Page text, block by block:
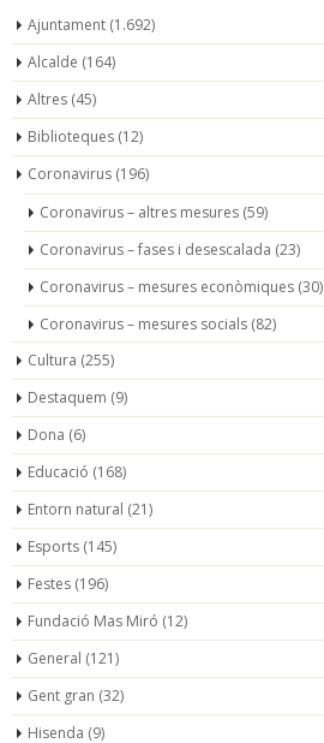
Ajuntament (1.692)
Alcalde (164)
Altres (45)
Biblioteques (12)
Coronavirus (196)
Coronavirus – altres mesures (59)
Coronavirus – fases i desescalada (23)
Coronavirus – mesures econòmiques (30)
Coronavirus – mesures socials (82)
Cultura (255)
Destaquem (9)
Dona (6)
Educació (168)
Entorn natural (21)
Esports (145)
Festes (196)
Fundació Mas Miró (12)
General (121)
Gent gran (32)
Hisenda (9)